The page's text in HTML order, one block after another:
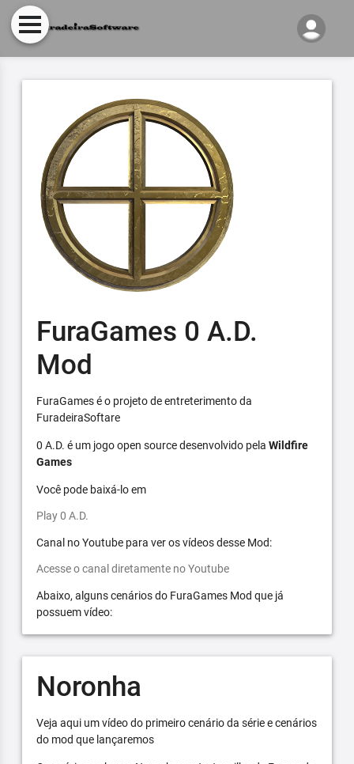
FuraGames 0 A.D.
Mod
FuraGames é o projeto de entreterimento da
FuradeiraSoftare
0 A.D. é um jogo open source desenvolvido pela Wildfire
Games
Você pode baixá-lo em
Play 0 A.D.
Canal no Youtube para ver os vídeos desse Mod:
Acesse o canal diretamente no Youtube
Abaixo, alguns cenários do FuraGames Mod que já
possuem vídeo:
Noronha
Veja aqui um vídeo do primeiro cenário da série e cenários
do mod que lançaremos